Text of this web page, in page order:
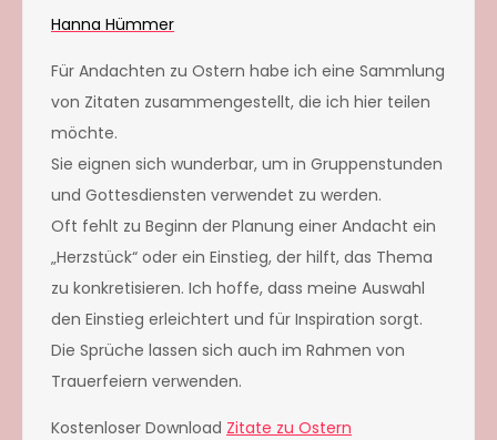
Hanna Hümmer
Für Andachten zu Ostern habe ich eine Sammlung
von Zitaten zusammengestellt, die ich hier teilen
möchte.
Sie eignen sich wunderbar, um in Gruppenstunden
und Gottesdiensten verwendet zu werden.
Oft fehlt zu Beginn der Planung einer Andacht ein
„Herzstück“ oder ein Einstieg, der hilft, das Thema
zu konkretisieren. Ich hoffe, dass meine Auswahl
den Einstieg erleichtert und für Inspiration sorgt.
Die Sprüche lassen sich auch im Rahmen von
Trauerfeiern verwenden.
Kostenloser Download Zitate zu Ostern